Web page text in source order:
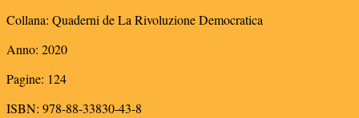
Collana: Quaderni de La Rivoluzione Democratica
Anno: 2020
Pagine: 124
ISBN: 978-88-33830-43-8